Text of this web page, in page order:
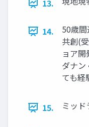
13.
14.
50歳
共創(
ョア開
ダナン
ても経
15. ミッ